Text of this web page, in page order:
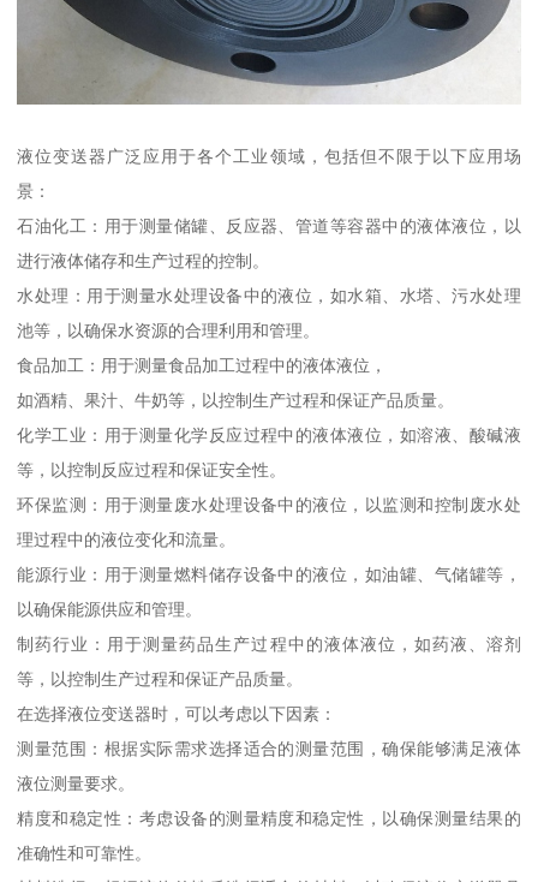
液位变送器广泛应用于各个工业领域，包括但不限于以下应用场
景：
石油化工：用于测量储罐、反应器、管道等容器中的液体液位，以
进行液体储存和生产过程的控制。
水处理：用于测量水处理设备中的液位，如水箱、水塔、污水处理
池等，以确保水资源的合理利用和管理。
食品加工：用于测量食品加工过程中的液体液位，
如酒精、果汁、牛奶等，以控制生产过程和保证产品质量。
化学工业：用于测量化学反应过程中的液体液位，如溶液、酸碱液
等，以控制反应过程和保证安全性。
环保监测：用于测量废水处理设备中的液位，以监测和控制废水处
理过程中的液位变化和流量。
能源行业：用于测量燃料储存设备中的液位，如油罐、气储罐等，
以确保能源供应和管理。
制药行业：用于测量药品生产过程中的液体液位，如药液、溶剂
等，以控制生产过程和保证产品质量。
在选择液位变送器时，可以考虑以下因素：
测量范围：根据实际需求选择适合的测量范围，确保能够满足液体
液位测量要求。
精度和稳定性：考虑设备的测量精度和稳定性，以确保测量结果的
准确性和可靠性。